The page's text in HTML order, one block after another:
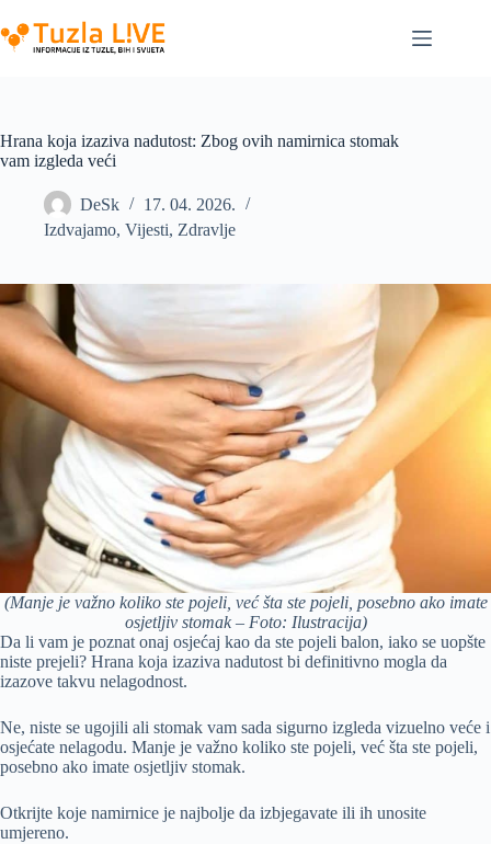
to
content
Hrana koja izaziva nadutost: Zbog ovih namirnica stomak
vam izgleda veći
DeSk
17. 04. 2026.
Izdvajamo, Vijesti, Zdravlje
(Manje je važno koliko ste pojeli, već šta ste pojeli, posebno ako imate
osjetljiv stomak – Foto: Ilustracija)
Da li vam je poznat onaj osjećaj kao da ste pojeli balon, iako se uopšte
niste prejeli? Hrana koja izaziva nadutost bi definitivno mogla da
izazove takvu nelagodnost.
Ne, niste se ugojili ali stomak vam sada sigurno izgleda vizuelno veće i
osjećate nelagodu. Manje je važno koliko ste pojeli, već šta ste pojeli,
posebno ako imate osjetljiv stomak.
Otkrijte koje namirnice je najbolje da izbjegavate ili ih unosite
umjereno.